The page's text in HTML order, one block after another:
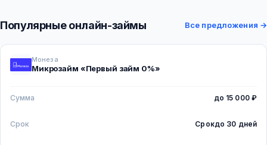
Популярные онлайн-займы Все предложения →
Монеза
Микрозайм «Первый займ 0%»
Сумма до 15 000 ₽
Срок Срокдо 30 дней